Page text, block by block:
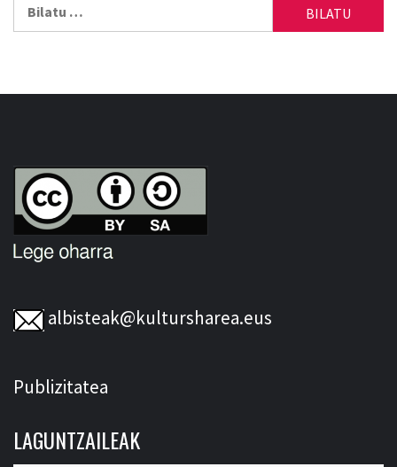
albisteak@kultursharea.eus
Publizitatea
LAGUNTZAILEAK